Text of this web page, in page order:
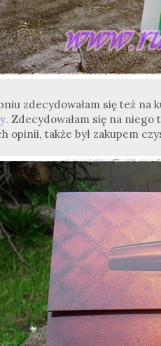
zdecydowałam się też na
Zdecydowałam się na
opinii, także był zakupem